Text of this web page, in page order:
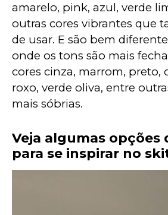
amarelo, pink, azul, verde
outras cores vibrantes que
de usar. E são bem
onde os tons são mais
cores cinza, marrom, preto,
roxo, verde oliva, entre
mais sóbrias.
Veja algumas opções
para se inspirar no